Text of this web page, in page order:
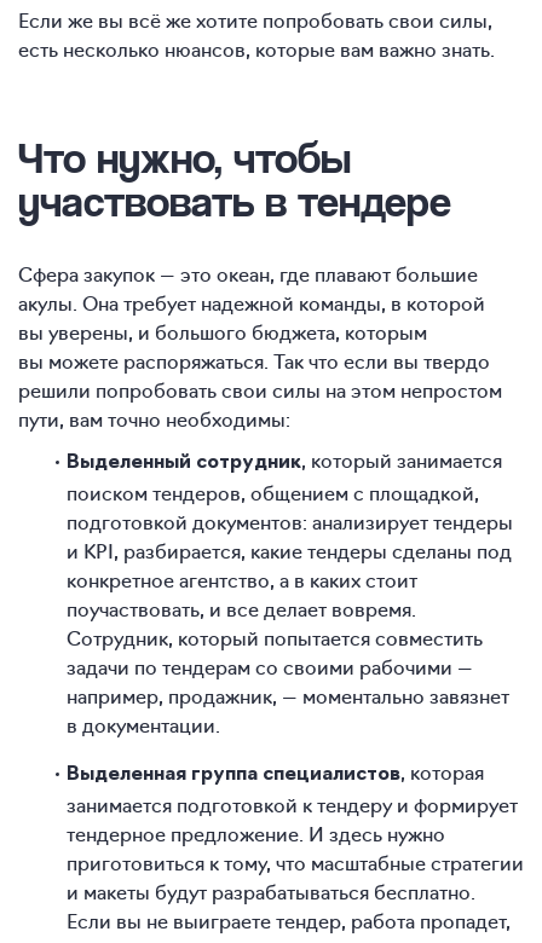
Если же вы всё же хотите попробовать свои силы,
есть несколько нюансов, которые вам важно знать.
Что нужно, чтобы
участвовать в тендере
Сфера закупок — это океан, где плавают большие
акулы. Она требует надежной команды, в которой
вы уверены, и большого бюджета, которым
вы можете распоряжаться. Так что если вы твердо
решили попробовать свои силы на этом непростом
пути, вам точно необходимы:
Выделенный сотрудник, который занимается
поиском тендеров, общением с площадкой,
подготовкой документов: анализирует тендеры
и KPI, разбирается, какие тендеры сделаны под
конкретное агентство, а в каких стоит
поучаствовать, и все делает вовремя.
Сотрудник, который попытается совместить
задачи по тендерам со своими рабочими —
например, продажник, — моментально завязнет
в документации.
Выделенная группа специалистов, которая
занимается подготовкой к тендеру и формирует
тендерное предложение. И здесь нужно
приготовиться к тому, что масштабные стратегии
и макеты будут разрабатываться бесплатно.
Если вы не выиграете тендер, работа пропадет,